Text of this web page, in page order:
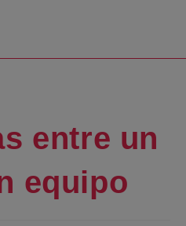
entre un
equipo